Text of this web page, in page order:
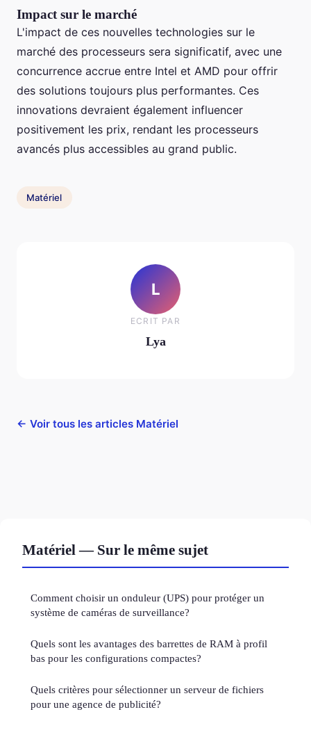
Impact sur le marché
L'impact de ces nouvelles technologies sur le
marché des processeurs sera significatif, avec une
concurrence accrue entre Intel et AMD pour offrir
des solutions toujours plus performantes. Ces
innovations devraient également influencer
positivement les prix, rendant les processeurs
avancés plus accessibles au grand public.
Matériel
L
ECRIT PAR
Lya
← Voir tous les articles Matériel
Matériel — Sur le même sujet
Comment choisir un onduleur (UPS) pour protéger un
système de caméras de surveillance?
Quels sont les avantages des barrettes de RAM à profil
bas pour les configurations compactes?
Quels critères pour sélectionner un serveur de fichiers
pour une agence de publicité?